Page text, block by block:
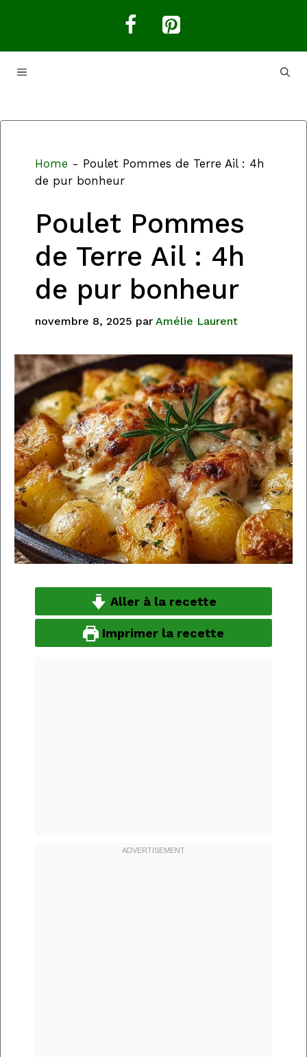
MENU
Home - Poulet Pommes de Terre Ail : 4h
de pur bonheur
Poulet Pommes
de Terre Ail : 4h
de pur bonheur
novembre 8, 2025 par Amélie Laurent
Aller à la recette
Imprimer la recette